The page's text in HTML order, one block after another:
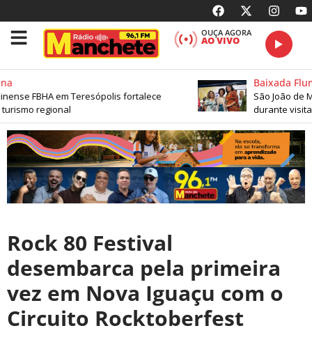
OUÇA AGORA
AO VIVO
FBHA em Teresópolis fortalece
regional
Baixada
São João de
durante visita
Rock 80 Festival
desembarca pela primeira
vez em Nova Iguaçu com o
Circuito Rocktoberfest